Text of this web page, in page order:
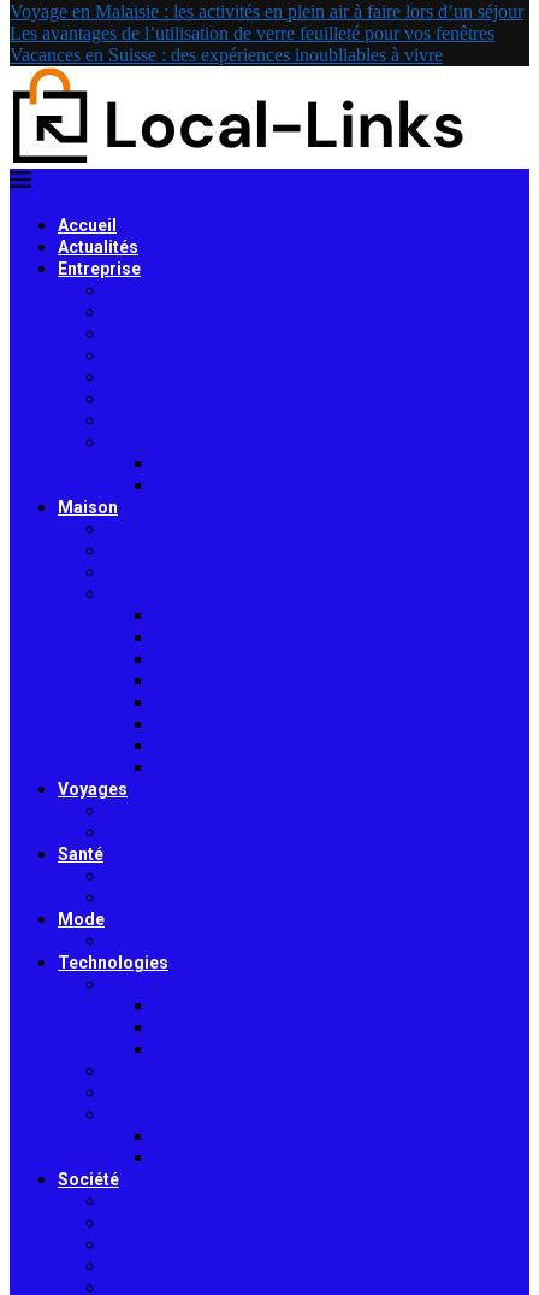
Voyage en Malaisie : les activités en plein air à faire lors d’un séjour
Les avantages de l’utilisation de verre feuilleté pour vos fenêtres
Vacances en Suisse : des expériences inoubliables à vivre
Accueil
Actualités
Entreprise
Maison
Voyages
Santé
Mode
Technologies
Société